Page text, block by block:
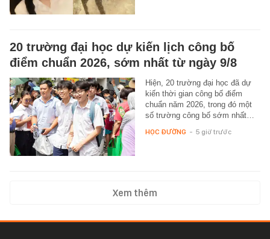
20 trường đại học dự kiến lịch công bố
điểm chuẩn 2026, sớm nhất từ ngày 9/8
Hiện, 20 trường đại học đã dự
kiến thời gian công bố điểm
chuẩn năm 2026, trong đó một
số trường công bố sớm nhất…
HỌC ĐƯỜNG - 5 giờ trước
Xem thêm